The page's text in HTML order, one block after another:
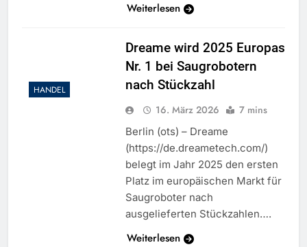
Weiterlesen
HANDEL
Dreame wird 2025 Europas
Nr. 1 bei Saugrobotern
nach Stückzahl
16. März 2026 7 mins
Berlin (ots) – Dreame
(https://de.dreametech.com/)
belegt im Jahr 2025 den ersten
Platz im europäischen Markt für
Saugroboter nach
ausgelieferten Stückzahlen….
Weiterlesen